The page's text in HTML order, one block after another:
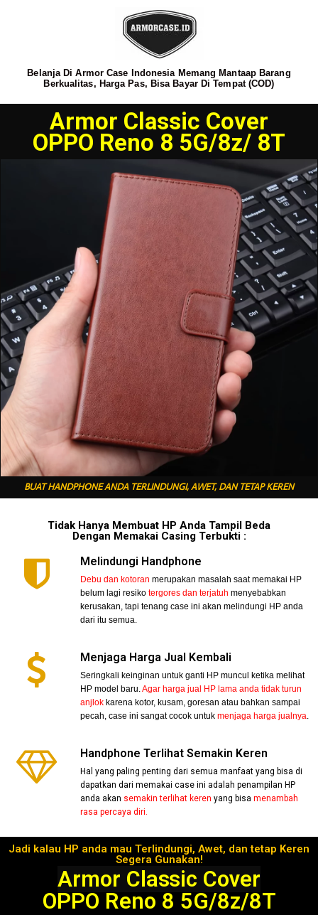
Belanja Di Armor Case Indonesia Memang Mantaap Barang
Berkualitas, Harga Pas, Bisa Bayar Di Tempat (COD)
Armor Classic Cover
OPPO Reno 8 5G/8z/ 8T
BUAT HANDPHONE ANDA TERLINDUNGI, AWET, DAN TETAP KEREN
Tidak Hanya Membuat HP Anda Tampil Beda
Dengan Memakai Casing Terbukti :
Melindungi Handphone
Debu dan kotoran merupakan masalah saat memakai HP
belum lagi resiko tergores dan terjatuh menyebabkan
kerusakan, tapi tenang case ini akan melindungi HP anda
dari itu semua.
Menjaga Harga Jual Kembali
Seringkali keinginan untuk ganti HP muncul ketika melihat
HP model baru.Agar harga jual HP lama anda tidak turun
anjlok karena kotor, kusam, goresan atau bahkan sampai
pecah, case ini sangat cocok untukmenjaga harga jualnya.
Handphone Terlihat Semakin Keren
Hal yang paling penting dari semua manfaat yang bisa di
dapatkan dari memakai case ini adalah penampilan HP
anda akan semakin terlihat keren yang bisamenambah
rasa percaya diri.
Jadi kalau HP anda mau Terlindungi, Awet, dan tetap Keren
Segera Gunakan!
Armor Classic Cover
OPPO Reno 8 5G/8z/8T